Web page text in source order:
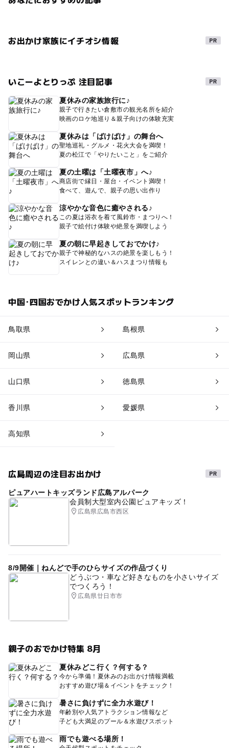
お出かけ家族にイチオシ情報
いこーよとりっぷ 注目記事
夏休みの家族旅行に♪
親子で行きたい倉敷市の観光名所を紹介
映画のロケ地巡り＆親子向けの体験充実
夏休みは「ばけばけ」の舞台へ
聖地巡礼・グルメ・花火大会を満喫！
夏の松江で「やりたいこと」をご紹介
夏の土曜は「土曜夜市」へ♪
商店街で縁日・屋台・イベント満喫！
食べて、遊んで、親子の思い出作り
涼やかな音色に癒やされる♪
この夏は浴衣を着て風鈴市・まつりへ！
親子で絵付け体験や絶景を満喫しよう
夏の朝に早起きしておでかけ♪
親子で神秘的なハスの絶景を楽しもう！
スイレンとの違い＆ハスまつり情報も
中国･四国おでかけ人気スポットランキング
鳥取県 島根県
岡山県 広島県
山口県 徳島県
香川県 愛媛県
高知県
広島周辺の注目お出かけ
ピュアハートキッズランド広島アルパーク
会員制大型室内公園ピュアキッズ！
広島県広島市西区
8/9開催｜ねんどで手のひらサイズの作品づくり
どうぶつ・車など好きなものを小さいサイズ
でつくろう！
広島県廿日市市
親子のおでかけ特集 8月
夏休みどこ行く？何する？
今から準備！夏休みのお出かけ情報満載
おすすめ遊び場＆イベントをチェック！
暑さに負けずに全力水遊び！
年齢別や人気アトラクション情報など
子ども大満足のプール＆水遊びスポット
雨でも遊べる場所！